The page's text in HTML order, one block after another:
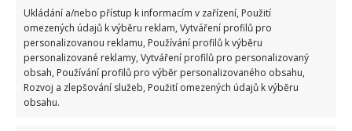
Ukládání a/nebo přístup k informacím v zařízení, Použití
omezených údajů k výběru reklam, Vytváření profilů pro
personalizovanou reklamu, Používání profilů k výběru
personalizované reklamy, Vytváření profilů pro personalizovaný
obsah, Používání profilů pro výběr personalizovaného obsahu,
Rozvoj a zlepšování služeb, Použití omezených údajů k výběru
obsahu.